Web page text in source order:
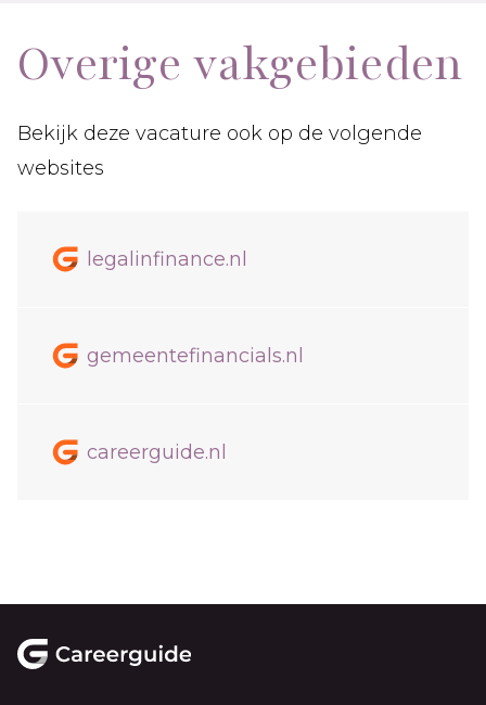
Overige vakgebieden
Bekijk deze vacature ook op de volgende
websites
legalinfinance.nl
gemeentefinancials.nl
careerguide.nl